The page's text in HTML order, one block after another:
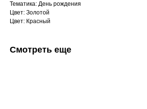
Тематика: День рождения
Цвет: Золотой
Цвет: Красный
Смотреть еще